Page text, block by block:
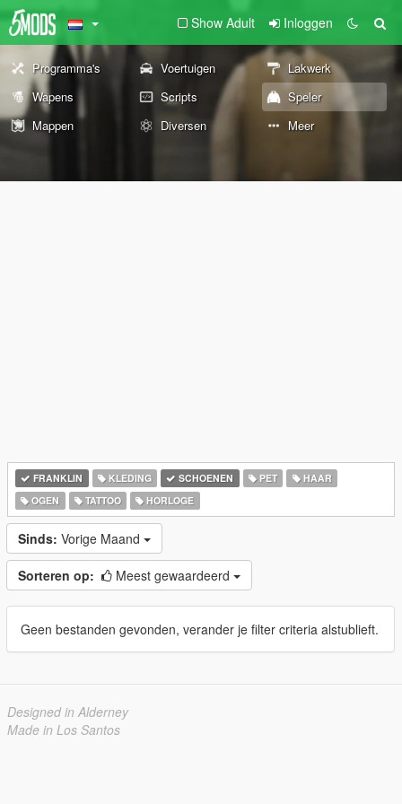
Show Adult Inloggen
Programma's Voertuigen
Lakwerk
Wapens
Scripts
Speler
Mappen
Diversen Meer
FRANKLIN KLEDING SCHOENEN PET
HAAR
OGEN
TATTOO HORLOGE
Sinds: Vorige Maand
Sorteren op: Meest gewaardeerd
Geen bestanden gevonden, verander je filter criteria alstublieft.
Designed in Alderney
Made in Los Santos